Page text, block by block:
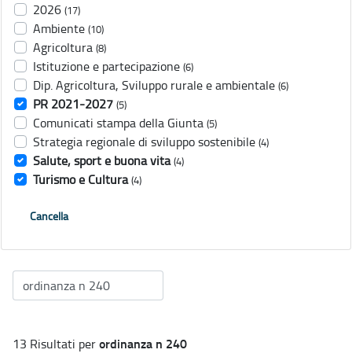
2026 (17)
Ambiente (10)
Agricoltura (8)
Istituzione e partecipazione (6)
Dip. Agricoltura, Sviluppo rurale e ambientale (6)
PR 2021-2027 (5)
Comunicati stampa della Giunta (5)
Strategia regionale di sviluppo sostenibile (4)
Salute, sport e buona vita (4)
Turismo e Cultura (4)
Cancella
13 Risultati perordinanza n 240